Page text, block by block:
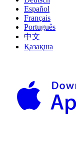
Español
Français
Português
中文
Қазақша